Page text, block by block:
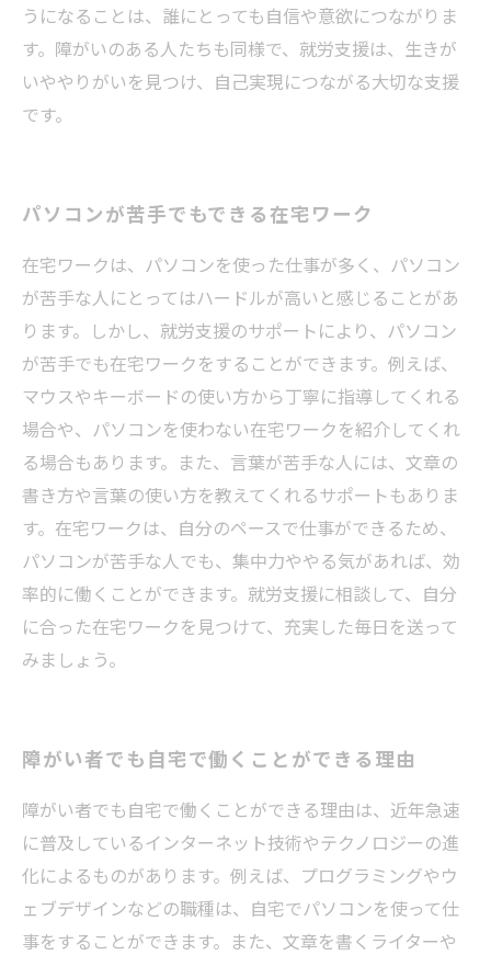
うになることは、誰にとっても自信や意欲につながりま
す。障がいのある人たちも同様で、就労支援は、生きが
いややりがいを見つけ、自己実現につながる大切な支援
です。
パソコンが苦手でもできる在宅ワーク
在宅ワークは、パソコンを使った仕事が多く、パソコン
が苦手な人にとってはハードルが高いと感じることがあ
ります。しかし、就労支援のサポートにより、パソコン
が苦手でも在宅ワークをすることができます。例えば、
マウスやキーボードの使い方から丁寧に指導してくれる
場合や、パソコンを使わない在宅ワークを紹介してくれ
る場合もあります。また、言葉が苦手な人には、文章の
書き方や言葉の使い方を教えてくれるサポートもありま
す。在宅ワークは、自分のペースで仕事ができるため、
パソコンが苦手な人でも、集中力ややる気があれば、効
率的に働くことができます。就労支援に相談して、自分
に合った在宅ワークを見つけて、充実した毎日を送って
みましょう。
障がい者でも自宅で働くことができる理由
障がい者でも自宅で働くことができる理由は、近年急速
に普及しているインターネット技術やテクノロジーの進
化によるものがあります。例えば、プログラミングやウ
ェブデザインなどの職種は、自宅でパソコンを使って仕
事をすることができます。また、文章を書くライターや